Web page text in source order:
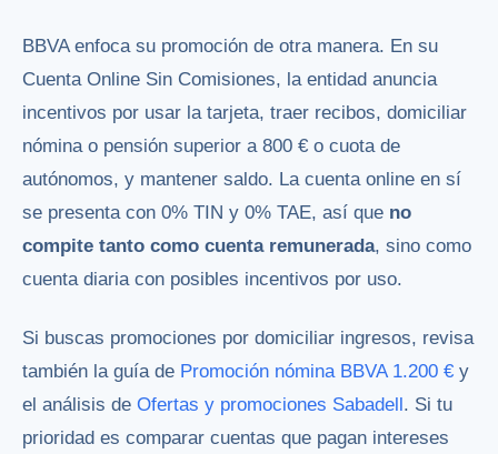
BBVA enfoca su promoción de otra manera. En su
Cuenta Online Sin Comisiones, la entidad anuncia
incentivos por usar la tarjeta, traer recibos, domiciliar
nómina o pensión superior a 800 € o cuota de
autónomos, y mantener saldo. La cuenta online en sí
se presenta con 0% TIN y 0% TAE, así que no
compite tanto como cuenta remunerada, sino como
cuenta diaria con posibles incentivos por uso.
Si buscas promociones por domiciliar ingresos, revisa
también la guía de Promoción nómina BBVA 1.200 € y
el análisis de Ofertas y promociones Sabadell. Si tu
prioridad es comparar cuentas que pagan intereses